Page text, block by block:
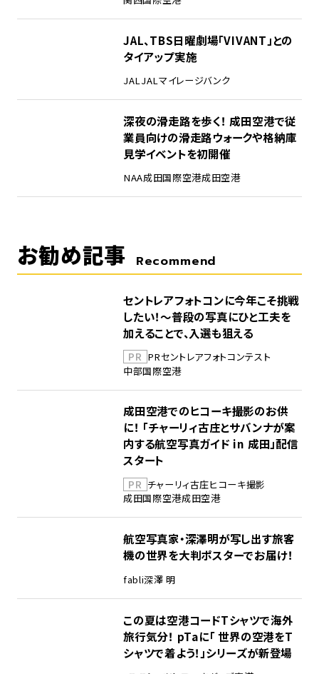
JAL、TBS日曜劇場「VIVANT」との
タイアップ実施
JALJALマイレージバンク
深夜の滑走路を歩く！ 成田空港で従
業員向けの滑走路ウォークや格納庫
見学イベントを初開催
NAA成田国際空港成田空港
お勧め記事 Recommend
セントレアフォトコンに今年こそ挑戦
したい！～普段の写真にひと工夫を
加えることで、入選も狙える
PR PRセントレアフォトコンテスト
中部国際空港
成田空港でのヒコーキ撮影のお供
に！ 「チャーリィ古庄とサバンナが案
内する航空写真ガイド in 成田」配信
スタート
PR チャーリィ古庄ヒコーキ撮影
成田国際空港成田空港
航空写真家・深澤明が写し出す旅客
機の世界を大判ポスターでお届け！
fabli深澤 明
この夏は空港コードTシャツで海外
旅行気分！ pTaに「 世界の空港をT
シャツで着よう！」シリーズが新登場